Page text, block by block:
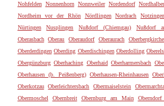
Nohfelden Nonnenhorn Nonnweiler Nordendorf
Nordheim vor der Rhön
Nördlingen Nordrach Notzingen
Nürtingen
Nusplingen Nußdorf (Chiemgau) Nußdorf
Oberasbach
Oberau Oberaudorf Oberaurach
Oberderdingen Oberding Oberdischingen Oberdolling
Obergünzburg Oberhaching Oberhaid Oberharmersbach
Oberhausen (b. Peißenberg) Oberhausen-Rheinhausen
Oberkotzau
Oberleichtersbach Obermaiselstein
Obermoschel
Obernbreit Obernburg am Main